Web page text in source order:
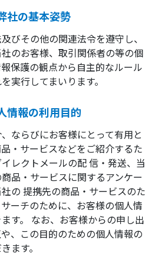
社の基本姿勢
びその他の関連法令を遵守し、
のお客様、取引関係者の等の個
保護の観点から自主的なルール
実行してまいります。
情報の利用目的
ならびにお客様にとって有用と
・サービスなどをご紹介するた
レクトメールの配 信・発送、当
品・サービスに関するアンケー
の 提携先の商品・サービスのた
ーチのために、お客様の個人情
す。 なお、お客様からの申し出
、この目的のための個人情報の
ます。